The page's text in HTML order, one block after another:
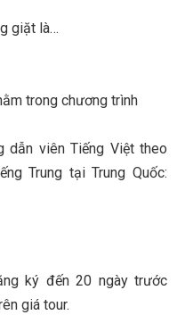
giặt là…
trong chương trình
dẫn viên Tiếng Việt theo
Trung tại Trung Quốc:
ký đến 20 ngày trước
giá tour.